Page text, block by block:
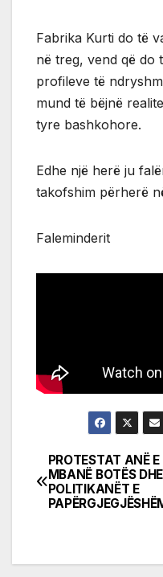
Fabrika Kurti do të
në treg, vend që do
profileve të
mund të bëjnë
tyre bashkohore.
Edhe një herë ju
takofshim përherë
Faleminderit
Post
PROTESTAT ANË E
MBANË BOTËS DHE
POLITIKANËT E